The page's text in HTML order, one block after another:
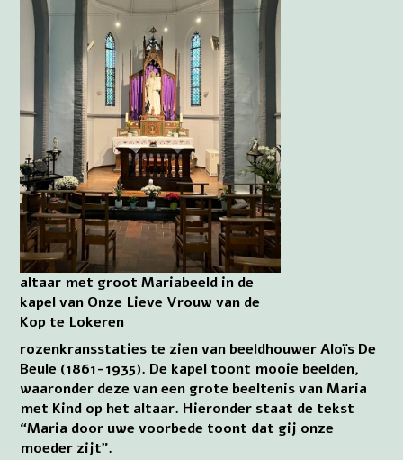
altaar met groot Mariabeeld in de
kapel van Onze Lieve Vrouw van de
Kop te Lokeren
rozenkransstaties te zien van beeldhouwer Aloïs De
Beule (1861-1935). De kapel toont mooie beelden,
waaronder deze van een grote beeltenis van Maria
met Kind op het altaar. Hieronder staat de tekst
“Maria door uwe voorbede toont dat gij onze
moeder zijt”.